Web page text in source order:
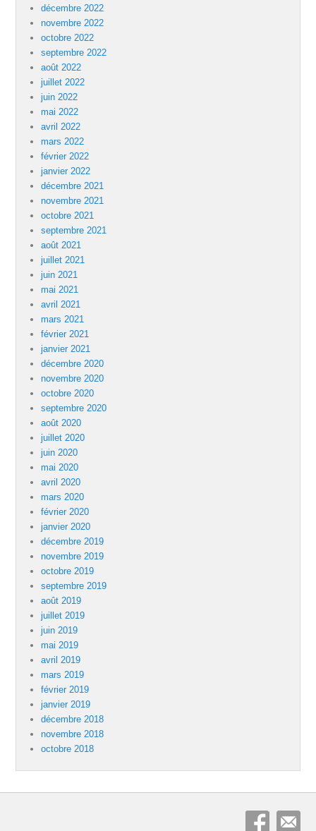
décembre 2022
novembre 2022
octobre 2022
septembre 2022
août 2022
juillet 2022
juin 2022
mai 2022
avril 2022
mars 2022
février 2022
janvier 2022
décembre 2021
novembre 2021
octobre 2021
septembre 2021
août 2021
juillet 2021
juin 2021
mai 2021
avril 2021
mars 2021
février 2021
janvier 2021
décembre 2020
novembre 2020
octobre 2020
septembre 2020
août 2020
juillet 2020
juin 2020
mai 2020
avril 2020
mars 2020
février 2020
janvier 2020
décembre 2019
novembre 2019
octobre 2019
septembre 2019
août 2019
juillet 2019
juin 2019
mai 2019
avril 2019
mars 2019
février 2019
janvier 2019
décembre 2018
novembre 2018
octobre 2018